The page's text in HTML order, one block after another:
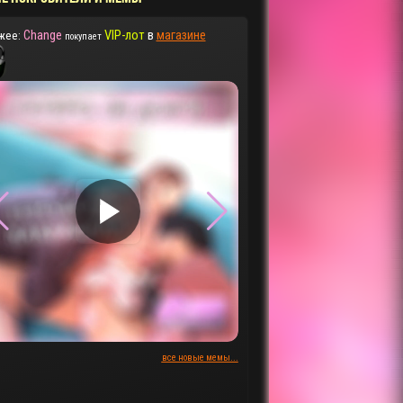
Change покупает VIP-лотв магазине
▶
все новые мемы...